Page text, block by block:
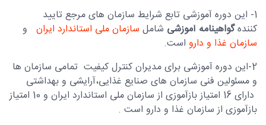
1- این دوره آموزشی تابع شرایط سازمان های مرجع تایید
کنندهگواهینامه آموزشی شامل سازمان ملی استاندارد ایران و
سازمان غذا و دارو است.
2-این دوره آموزشی برای مدیران کنترل کیفیت تمامی سازمان ها
و مسئولین فنی سازمان های صنایع غذایی،آرایشی و بهداشتی
دارای 16 امتیاز بازآموزی از سازمان ملی استاندارد ایران و 10 امتیاز
بازآموزی از سازمان غذا و دارو است .